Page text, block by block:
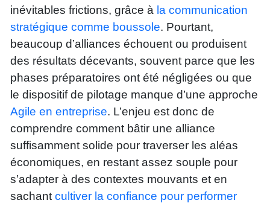
inévitables frictions, grâce à la communication
stratégique comme boussole. Pourtant,
beaucoup d’alliances échouent ou produisent
des résultats décevants, souvent parce que les
phases préparatoires ont été négligées ou que
le dispositif de pilotage manque d’une approche
Agile en entreprise. L’enjeu est donc de
comprendre comment bâtir une alliance
suffisamment solide pour traverser les aléas
économiques, en restant assez souple pour
s’adapter à des contextes mouvants et en
sachantcultiver la confiance pour performer